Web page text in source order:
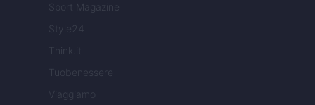
Sport Magazine
Style24
Think.it
Tuobenessere
Viaggiamo